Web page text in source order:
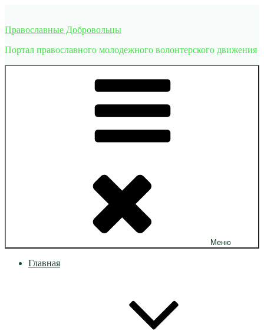
содержимому
Православные Добровольцы
Портал православного молодежного волонтерского движения
Меню
Главная